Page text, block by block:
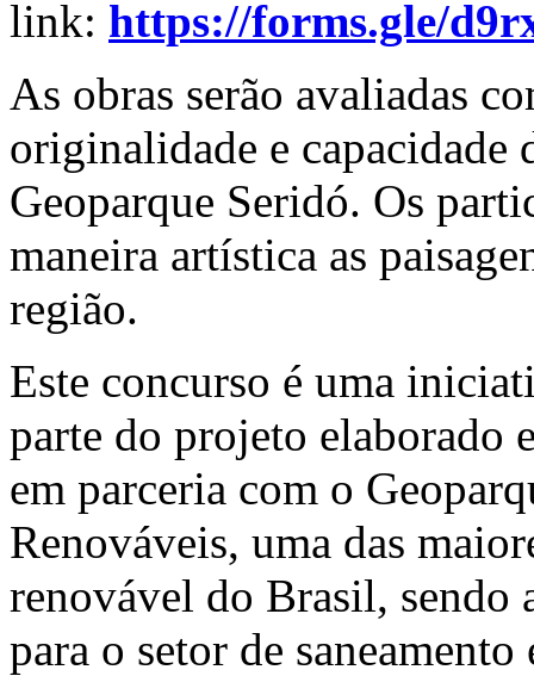
link: https://forms.gle/
As obras serão avaliadas
originalidade e capacidade
Geoparque Seridó. Os
maneira artística as
região.
Este concurso é uma
parte do projeto elaborado
em parceria com o
Renováveis, uma das
renovável do Brasil, sendo
para o setor de